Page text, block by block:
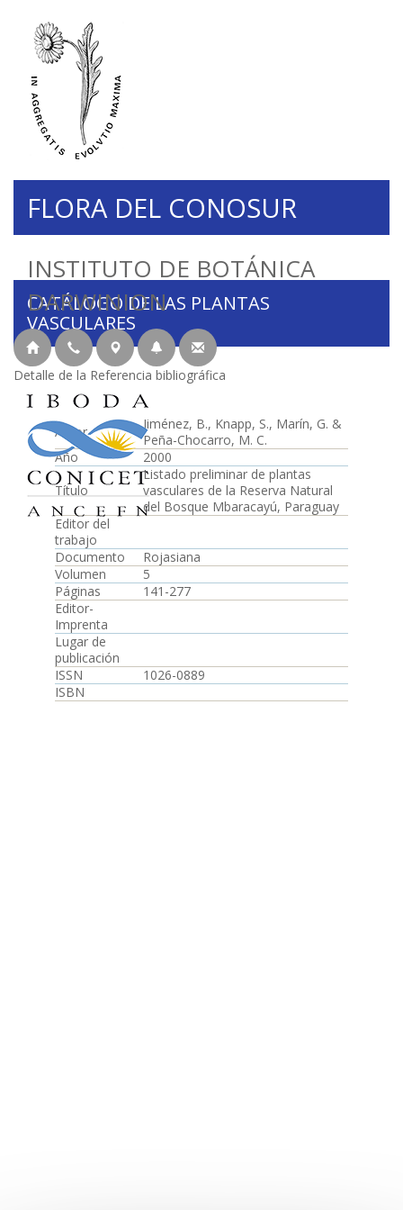
INSTITUTO DE BOTÁNICA
DARWINION
FLORA DEL CONOSUR
CATÁLOGO DE LAS PLANTAS
VASCULARES
Detalle de la Referencia bibliográfica
Autor
Jiménez, B., Knapp, S., Marín, G. &
Peña-Chocarro, M. C.
Año
2000
Título
Listado preliminar de plantas
vasculares de la Reserva Natural
del Bosque Mbaracayú, Paraguay
Editor del
trabajo
Documento
Rojasiana
Volumen
5
Páginas
141-277
Editor-
Imprenta
Lugar de
publicación
ISSN
1026-0889
ISBN